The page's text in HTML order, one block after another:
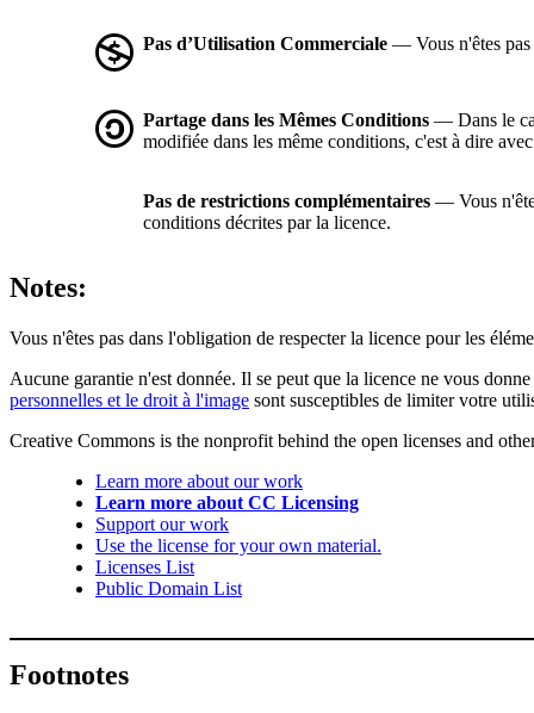
Pas d’Utilisation Commerciale — Vous n'êtes pas
Partage dans les Mêmes Conditions — Dans le
modifiée dans les même conditions, c'est à dire
Pas de restrictions complémentaires — Vous
conditions décrites par la licence.
Notes:
Vous n'êtes pas dans l'obligation de respecter la licence pour les
Aucune garantie n'est donnée. Il se peut que la licence ne vous
personnelles et le droit à l'image sont susceptibles de limiter votre
Creative Commons is the nonprofit behind the open licenses and
Learn more about our work
Learn more about CC Licensing
Support our work
Use the license for your own material.
Licenses List
Public Domain List
Footnotes